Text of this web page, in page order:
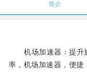
简介
机场加速器：提升
率，机场加速器，便